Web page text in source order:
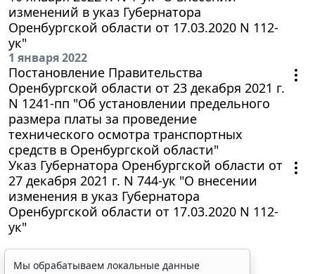
изменений в указ Губернатора
Оренбургской области от 17.03.2020 N 112-
ук"
1 января 2022
Постановление Правительства
Оренбургской области от 23 декабря 2021 г.
N 1241-пп "Об установлении предельного
размера платы за проведение
технического осмотра транспортных
средств в Оренбургской области"
Указ Губернатора Оренбургской области от
27 декабря 2021 г. N 744-ук "О внесении
изменения в указ Губернатора
Оренбургской области от 17.03.2020 N 112-
ук"
Мы обрабатываем локальные данные